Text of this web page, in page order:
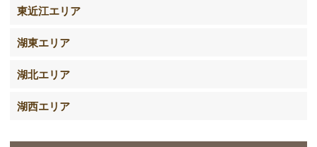
東近江エリア
湖東エリア
湖北エリア
湖西エリア